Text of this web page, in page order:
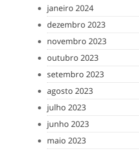
janeiro 2024
dezembro 2023
novembro 2023
outubro 2023
setembro 2023
agosto 2023
julho 2023
junho 2023
maio 2023